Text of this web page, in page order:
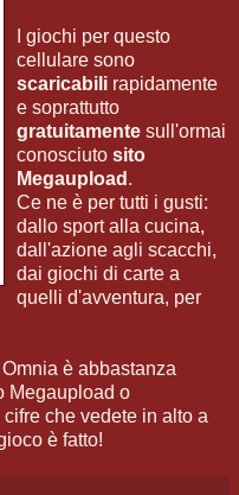
I giochi per questo
cellulare sono
scaricabili rapidamente
e soprattutto
gratuitamente sull'ormai
conosciuto sito
Megaupload .
Ce ne è per tutti i gusti:
dallo sport alla cucina,
dall'azione agli scacchi,
dai giochi di carte a
quelli d'avventura, per
è abbastanza
Megaupload o
che vedete in alto a
è fatto!